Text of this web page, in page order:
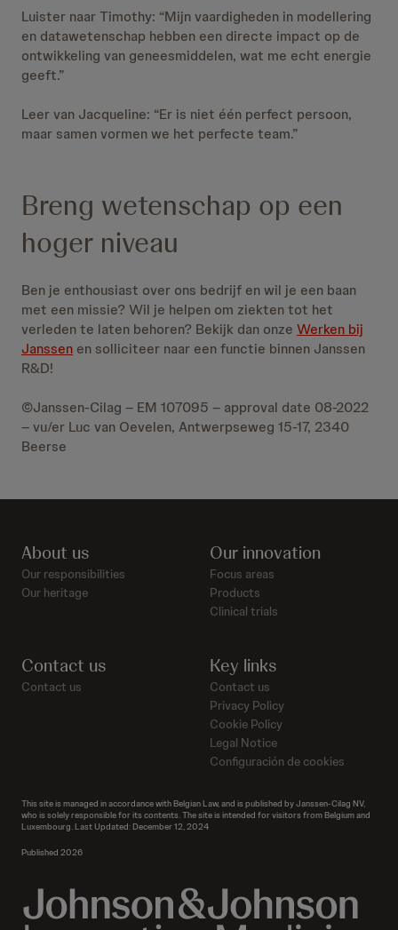
Luister naar Timothy: “Mijn vaardigheden in modellering
en datawetenschap hebben een directe impact op de
ontwikkeling van geneesmiddelen, wat me echt energie
geeft.”
Leer van Jacqueline: “Er is niet één perfect persoon,
maar samen vormen we het perfecte team.”
Breng wetenschap op een
hoger niveau
Ben je enthousiast over ons bedrijf en wil je een baan
met een missie? Wil je helpen om ziekten tot het
verleden te laten behoren? Bekijk dan onze Werken bij
Janssen en solliciteer naar een functie binnen Janssen
R&D!
©Janssen-Cilag – EM 107095 – approval date 08-2022
– vu/er Luc van Oevelen, Antwerpseweg 15-17, 2340
Beerse
About us
Our responsibilities
Our heritage
Our innovation
Focus areas
Products
Clinical trials
Contact us
Contact us
Key links
Contact us
Privacy Policy
Cookie Policy
Legal Notice
Configuración de cookies
This site is managed in accordance with Belgian Law, and is published by Janssen-Cilag NV,
who is solely responsible for its contents. The site is intended for visitors from Belgium and
Luxembourg. Last Updated: December 12, 2024
Published 2026